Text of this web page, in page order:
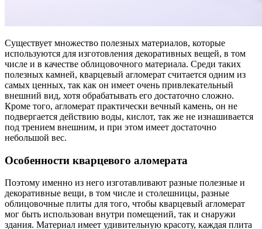
Существует множество полезных материалов, которые
используются для изготовления декоративных вещей, в том
числе и в качестве облицовочного материала. Среди таких
полезных камней, кварцевый агломерат считается одним из
самых ценных, так как он имеет очень привлекательный
внешний вид, хотя обрабатывать его достаточно сложно.
Кроме того, агломерат практически вечный камень, он не
подвергается действию воды, кислот, так же не изнашивается
под трением внешним, и при этом имеет достаточно
небольшой вес.
Особенности кварцевого аломерата
Поэтому именно из него изготавливают разные полезные и
декоративные вещи, в том числе и столешницы, разные
облицовочные плиты для того, чтобы кварцевый агломерат
мог быть использован внутри помещений, так и снаружи
здания. Материал имеет удивительную красоту, каждая плита